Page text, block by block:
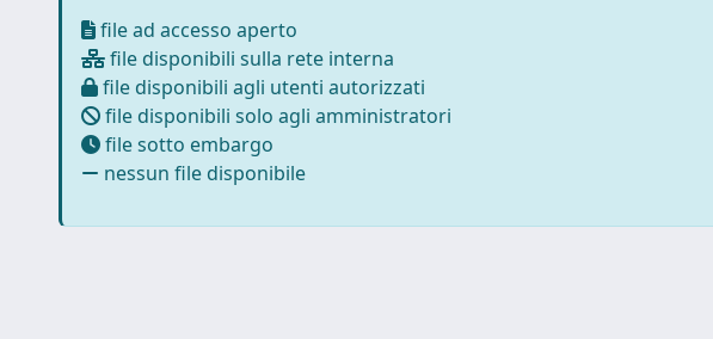
file ad accesso aperto
file disponibili sulla rete interna
file disponibili agli utenti autorizzati
file disponibili solo agli amministratori
file sotto embargo
nessun file disponibile